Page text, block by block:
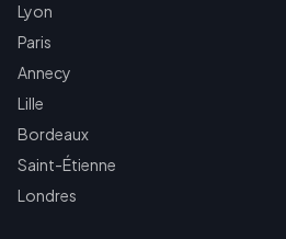
Lyon
Paris
Annecy
Lille
Bordeaux
Saint-Étienne
Londres